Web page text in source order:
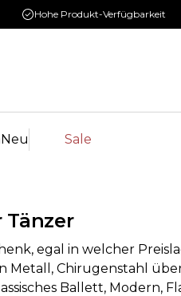
Hohe Produkt-Verfügbarkeit
Neu Sale
egal in welcher
Metall, Chirugenstahl
Ballett, Modern,